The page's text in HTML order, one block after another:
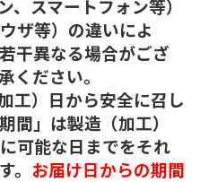
スマートフォン等）
ザ等）の違いによ
干異なる場合がござ
ください。
工）日から安全に召し
間」は製造（加工）
可能な日までをそれ
。 お届け日からの期間